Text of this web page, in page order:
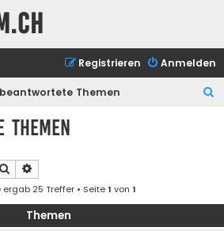
Anmelden
Registrieren
Themen
Suche
ergab 25 Treffer • Seite1 von 1
Themen